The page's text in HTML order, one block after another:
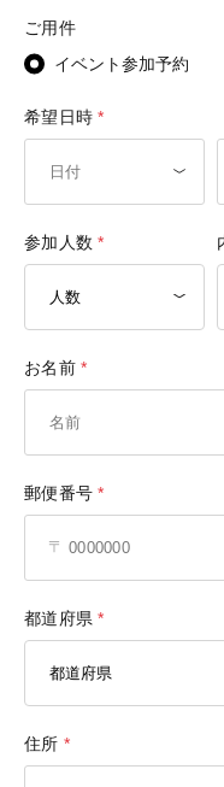
ご用件
イベント参加予約
希望日時
参加人数
お名前
郵便番号
都道府県
住所